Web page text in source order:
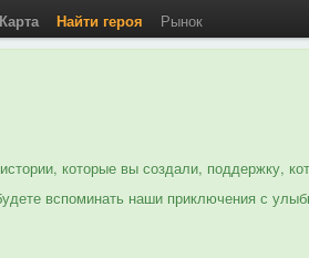
Карта Найти героя Рынок
которые вы создали, поддержку,
вспоминать наши приключения с